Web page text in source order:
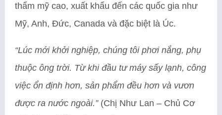
thẩm mỹ cao, xuất khẩu đến các quốc gia như
Mỹ, Anh, Đức, Canada và đặc biệt là Úc.
“Lúc mới khởi nghiệp, chúng tôi phơi nắng, phụ
thuộc ông trời. Từ khi đầu tư máy sấy lạnh, công
việc ổn định hơn, sản phẩm đều hơn và vươn
được ra nước ngoài.” (Chị Như Lan – Chủ Cơ